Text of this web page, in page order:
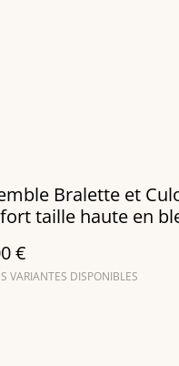
Bralette et
taille haute en
€
VARIANTES DISPONIBLES